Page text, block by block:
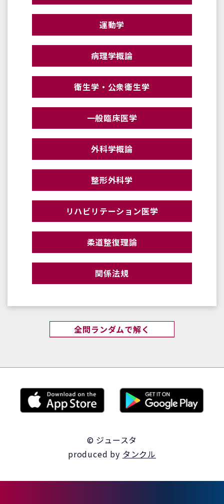
運動学
病理学概論
衛生学・公衆衛生学
一般臨床医学
外科学概論
整形外科学
リハビリテーション医学
柔道整復理論
関係法規
全問ランダムで解く
© ジュースタ
produced by タンクル